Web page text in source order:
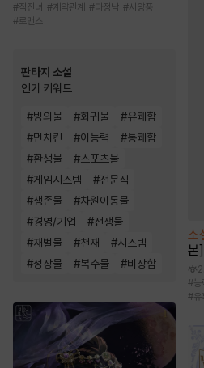
#직진녀 # 계약관계 #다정남 #서양풍
#로맨스
판타지 소설
인기 키워드
#빙의물 #회귀물 #유쾌함
#먼치킨 #이능력 #통쾌함
#환생물 #스포츠물
#게임시스템 #전문직
#생존물 #차원이동물
#경영/기업 #전쟁물
#재벌물 #천재 #시스템
#성장물 #복수물 #비장함
소
본]
#능
#유